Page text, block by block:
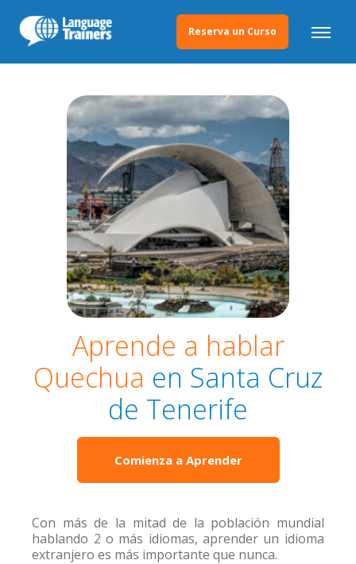
Reserva un Curso
Aprende a hablar
Quechua en Santa Cruz
de Tenerife
Comienza a Aprender
Con más de la mitad de la población mundial
hablando 2 o más idiomas, aprender un idioma
extranjero es más importante que nunca.